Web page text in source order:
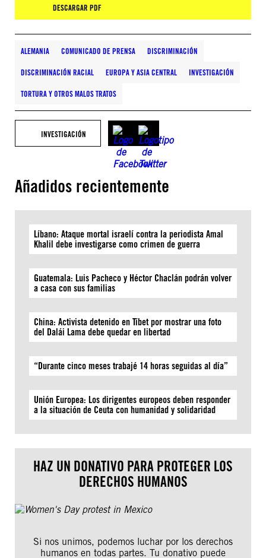
DESCARGAR PDF
ALEMANIA COMUNICADO DE PRENSA DISCRIMINACIÓN
DISCRIMINACIÓN RACIAL EUROPA Y ASIA CENTRAL INVESTIGACIÓN
TORTURA Y OTROS MALOS TRATOS
INVESTIGACIÓN
Añadidos recientemente
Líbano: Ataque mortal israelí contra la periodista Amal
Khalil debe investigarse como crimen de guerra
Guatemala: Luis Pacheco y Héctor Chaclán podrán volver
a casa con sus familias
China: Activista detenido en Tíbet por mostrar una foto
del Dalái Lama debe quedar en libertad
“Durante cinco meses trabajé 14 horas seguidas al día”
Unión Europea: Los dirigentes europeos deben responder
a la situación de Ceuta con humanidad y solidaridad
HAZ UN DONATIVO PARA PROTEGER LOS
DERECHOS HUMANOS
Si nos unimos, podemos luchar por los derechos
humanos en todas partes. Tu donativo puede